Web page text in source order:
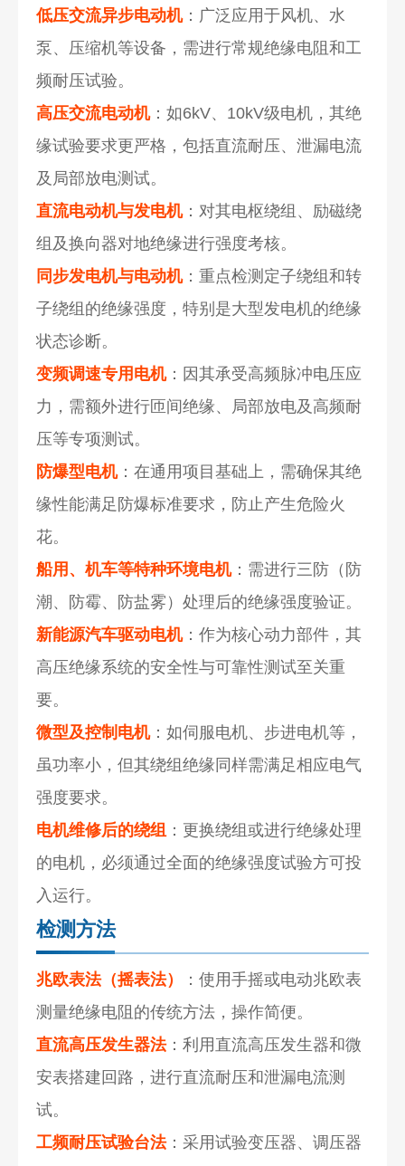
低压交流异步电动机：广泛应用于风机、水
泵、压缩机等设备，需进行常规绝缘电阻和工
频耐压试验。
高压交流电动机：如6kV、10kV级电机，其绝
缘试验要求更严格，包括直流耐压、泄漏电流
及局部放电测试。
直流电动机与发电机：对其电枢绕组、励磁绕
组及换向器对地绝缘进行强度考核。
同步发电机与电动机：重点检测定子绕组和转
子绕组的绝缘强度，特别是大型发电机的绝缘
状态诊断。
变频调速专用电机：因其承受高频脉冲电压应
力，需额外进行匝间绝缘、局部放电及高频耐
压等专项测试。
防爆型电机：在通用项目基础上，需确保其绝
缘性能满足防爆标准要求，防止产生危险火
花。
船用、机车等特种环境电机：需进行三防（防
潮、防霉、防盐雾）处理后的绝缘强度验证。
新能源汽车驱动电机：作为核心动力部件，其
高压绝缘系统的安全性与可靠性测试至关重
要。
微型及控制电机：如伺服电机、步进电机等，
虽功率小，但其绕组绝缘同样需满足相应电气
强度要求。
电机维修后的绕组 ：更换绕组或进行绝缘处理
的电机，必须通过全面的绝缘强度试验方可投
入运行。
检测方法
兆欧表法（摇表法）
：使用手摇或电动兆欧表
测量绝缘电阻的传统方法，操作简便。
直流高压发生器法：利用直流高压发生器和微
安表搭建回路，进行直流耐压和泄漏电流测
试。
工频耐压试验台法：采用试验变压器、调压器